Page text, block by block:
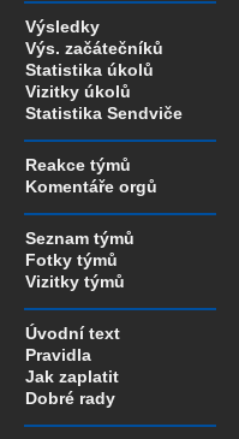
Výsledky
Výs. začátečníků
Statistika úkolů
Vizitky úkolů
Statistika Sendviče
Reakce týmů
Komentáře orgů
Seznam týmů
Fotky týmů
Vizitky týmů
Úvodní text
Pravidla
Jak zaplatit
Dobré rady